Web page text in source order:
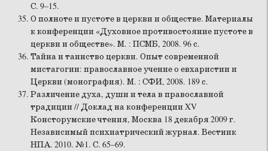
С. 9–15.
О полноте и пустоте в церкви и обществе. Материалы
к конференции «Духовное противостояние пустоте в
церкви и обществе». М. : ПСМБ, 2008. 96 с.
Тайна и таинство церкви. Опыт современной
мистагогии: православное учение о евхаристии и
Церкви (монография). М. : СФИ, 2008. 189 с.
Различение духа, души и тела в православной
традиции // Доклад на конференции XV
Консторумские чтения, Москва 18 декабря 2009 г.
Независимый психиатрический журнал. Вестник
НПА. 2010. №1. С. 65–69.